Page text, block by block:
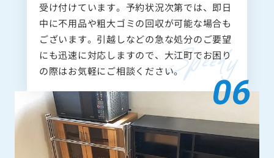
受け付けています。予約状況次第では、即日
中に不用品や粗大ゴミの回収が可能な場合も
ございます。引越しなどの急な処分のご要望
にも迅速に対応しますので、大江町でお困り
の際はお気軽にご相談ください。